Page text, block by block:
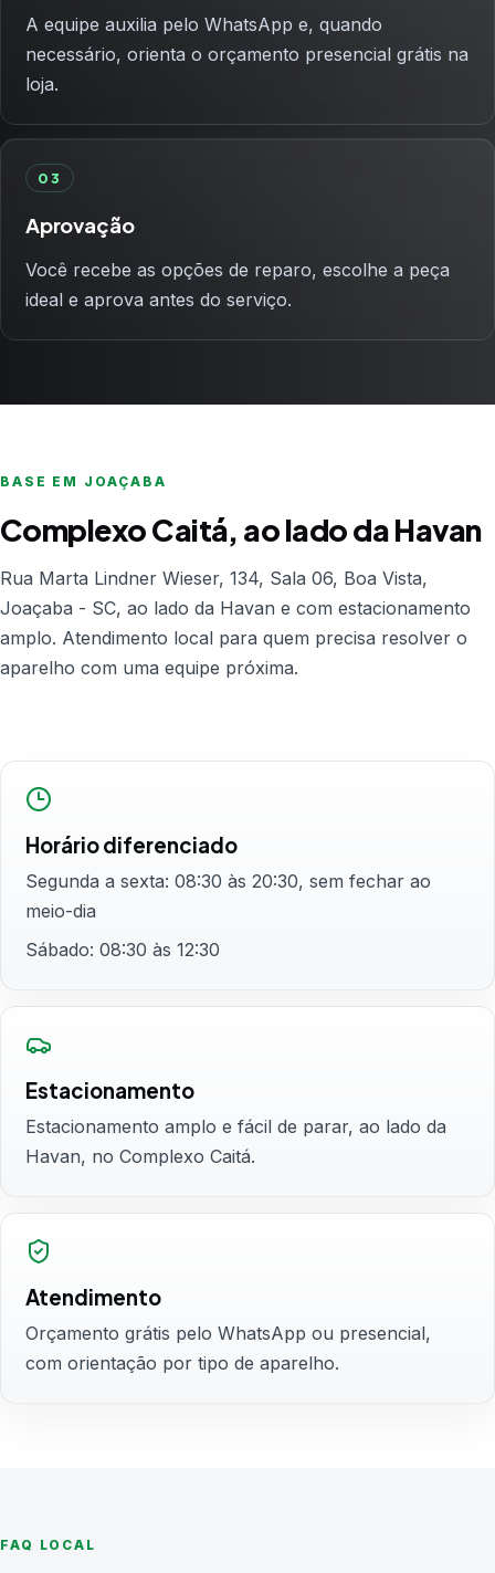
A equipe auxilia pelo WhatsApp e, quando
necessário, orienta o orçamento presencial grátis na
loja.
03
Aprovação
Você recebe as opções de reparo, escolhe a peça
ideal e aprova antes do serviço.
BASE EM JOAÇABA
Complexo Caitá, ao lado da Havan
Rua Marta Lindner Wieser, 134, Sala 06, Boa Vista,
Joaçaba - SC, ao lado da Havan e com estacionamento
amplo. Atendimento local para quem precisa resolver o
aparelho com uma equipe próxima.
Horário diferenciado
Segunda a sexta: 08:30 às 20:30, sem fechar ao
meio-dia
Sábado: 08:30 às 12:30
Estacionamento
Estacionamento amplo e fácil de parar, ao lado da
Havan, no Complexo Caitá.
Atendimento
Orçamento grátis pelo WhatsApp ou presencial,
com orientação por tipo de aparelho.
FAQ LOCAL